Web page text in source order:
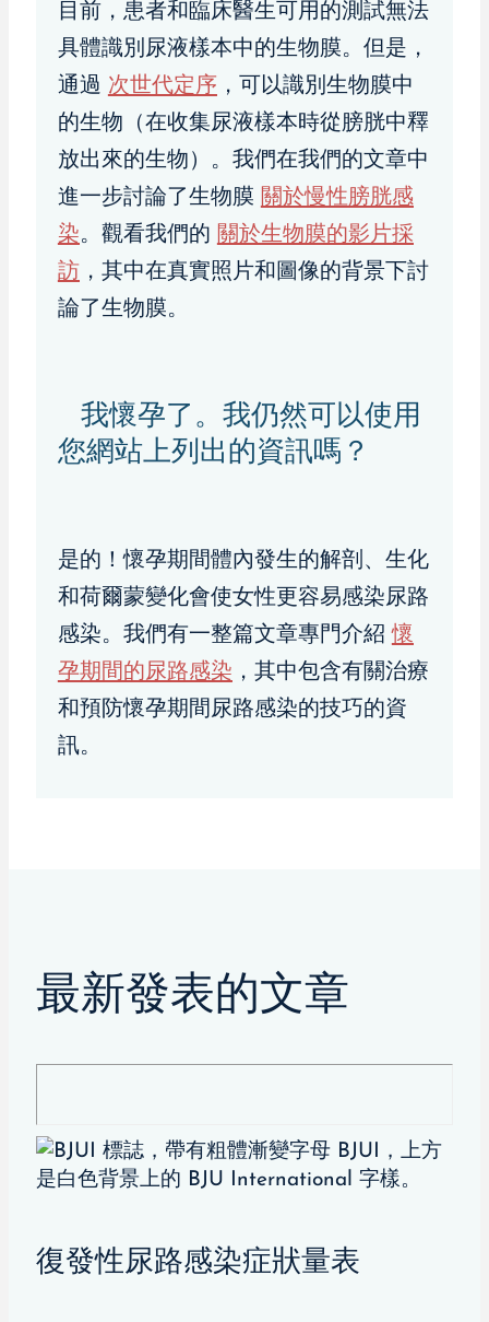
目前，患者和臨床醫生可用的測試無法
具體識別尿液樣本中的生物膜。但是，
通過 次世代定序 ，可以識別生物膜中
的生物（在收集尿液樣本時從膀胱中釋
放出來的生物）。我們在我們的文章中
進一步討論了生物膜 關於慢性膀胱感
染。觀看我們的 關於生物膜的影片採
訪 ，其中在真實照片和圖像的背景下討
論了生物膜。
我懷孕了。我仍然可以使用
您網站上列出的資訊嗎？
是的！懷孕期間體內發生的解剖、生化
和荷爾蒙變化會使女性更容易感染尿路
感染。我們有一整篇文章專門介紹懷
孕期間的尿路感染 ，其中包含有關治療
和預防懷孕期間尿路感染的技巧的資
訊。
最新發表的文章
復發性尿路感染症狀量表